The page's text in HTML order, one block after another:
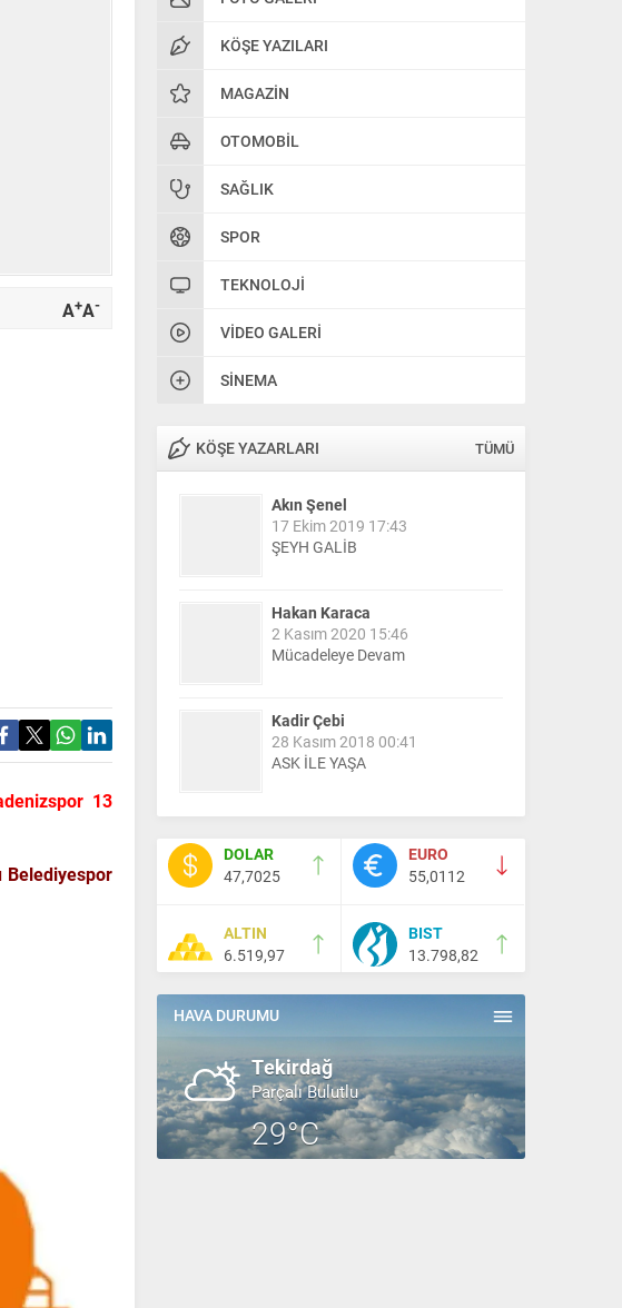
KÖŞE YAZILARI
MAGAZIN
OTOMOBIL
SAĞLIK
SPOR
TEKNOLOJI
VIDEO GALERI
SINEMA
KÖŞE YAZARLARI TÜMÜ
Akın Şenel
17 Ekim 2019 17:43
ŞEYH GALİB
Hakan Karaca
2 Kasım 2020 15:46
Mücadeleye Devam
Kadir Çebi
28 Kasım 2018 00:41
ASK İLE YAŞA
10 Mart 2023 21:36
HAYDİ TEKİRDAĞ MAÇA !!!!
Salih Canikli
5 Kasım 2024 19:54
TEKİRDAĞ İL EMNİYET
MÜDÜRÜMÜZE HAYIRLI OLSUN
ZİYARETİ.
DOLAR
47,7025
EURO
55,0112
ALTIN
6.519,97
BIST
13.798,82
HAVA DURUMU
Tekirdağ
Parçalı Bulutlu
29°C
A+A-
13
Belediyespor